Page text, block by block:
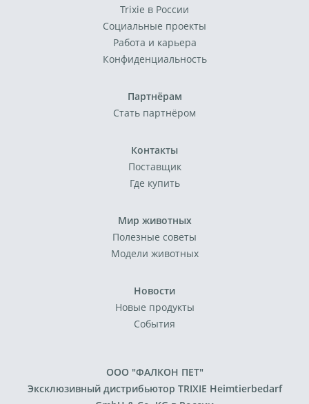
Trixie в России
Социальные проекты
Работа и карьера
Конфиденциальность
Партнёрам
Стать партнёром
Контакты
Поставщик
Где купить
Мир животных
Полезные советы
Модели животных
Новости
Новые продукты
События
ООО "ФАЛКОН ПЕТ"
Эксклюзивный дистрибьютор TRIXIE Heimtierbedarf